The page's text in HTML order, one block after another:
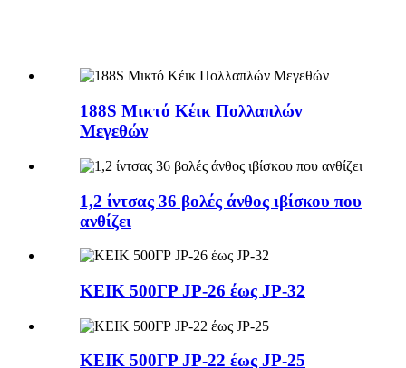
188S Μικτό Κέικ Πολλαπλών
Μεγεθών
1,2 ίντσας 36 βολές άνθος ιβίσκου που
ανθίζει
ΚΕΙΚ 500ΓΡ JP-26 έως JP-32
ΚΕΙΚ 500ΓΡ JP-22 έως JP-25